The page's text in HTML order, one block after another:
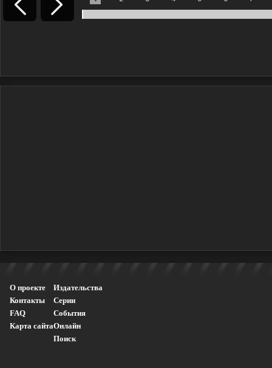
О проекте
Контакты
FAQ
Карта сайта
Издательства
Серии
События
Онлайн
Поиск